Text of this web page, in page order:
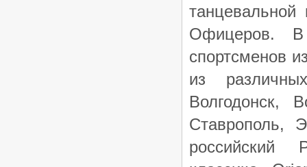
танцевальной
Офицеров. В
спортсменов
из
Волгодонск,
Ставрополь,
российский